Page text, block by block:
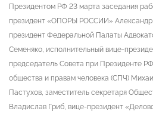
Президентом РФ 23 марта заседания
президент «ОПОРЫ РОССИИ» Александр
президент Федеральной Палаты
Семеняко, исполнительный вице-
председатель Совета при Президенте
общества и правам человека (СПЧ)
Пастухов, заместитель секретаря
Владислав Гриб, вице-президент